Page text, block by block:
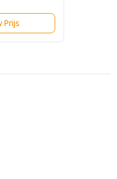
Bereken Jouw Prijs